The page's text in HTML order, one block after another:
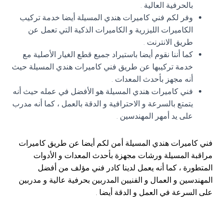
بالحرفية العالية .
وفر لكم فني كاميرات هندي المسيلة أيضا خدمة تركيب
الكاميرات الليزرية و الكاميرات الذكية التي تعمل عن
طريق الانترنت .
كما أننا نقوم أيضا باستيراد جميع قطع الغيار الأصلية مع
خدمة تركيبها عن طريق فني كاميرات هندي المسيلة حيث
أنه مجهز بأحدث المعدات .
فني كاميرات هندي المسيلة هو الأفضل في عمله حيث أنه
يتمتع بالسرعة و الاحترافية و الدقة بالعمل ، كما أنه مدرب
على يد أمهر المهندسين .
فني كاميرات هندي المسيلة أمن لكم أيضا عن طريق كاميرات
مراقبة المسيلة ورشات مجهزة بأحدث المعدات و الأدوات
المتطورة ، كما أنه يعمل لدينا كادر فني مؤلف من أفضل
المهندسين و العمال و الفنيين المدربين بحرفية عالية و مدربين
على السرعة في العمل و الدقة أيضا .